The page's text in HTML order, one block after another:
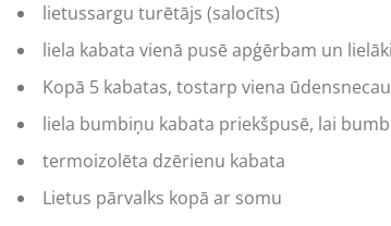
lietussargu turētājs (salocīts)
liela kabata vienā pusē apģērbam un
Kopā 5 kabatas, tostarp viena
liela bumbiņu kabata priekšpusē, lai
termoizolēta dzērienu kabata
Lietus pārvalks kopā ar somu